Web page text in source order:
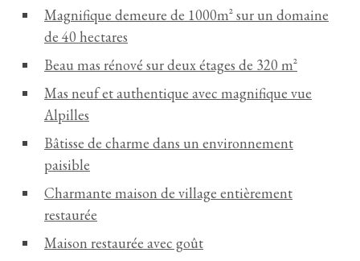
Magnifique demeure de 1000m² sur un domaine
de 40 hectares
Beau mas rénové sur deux étages de 320 m²
Mas neuf et authentique avec magnifique vue
Alpilles
Bâtisse de charme dans un environnement
paisible
Charmante maison de village entièrement
restaurée
Maison restaurée avec goût